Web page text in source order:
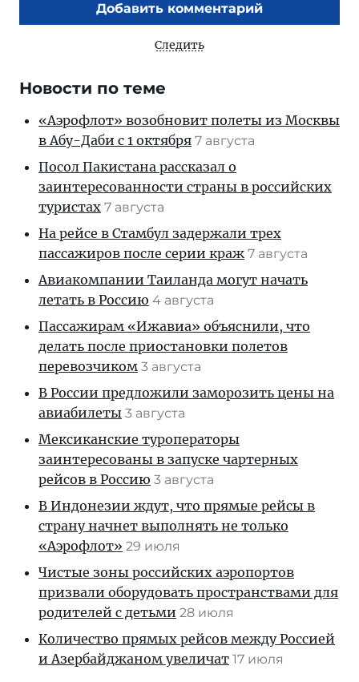
Добавить комментарий
Следить
Новости по теме
«Аэрофлот» возобновит полеты из Москвы
в Абу-Даби с 1 октября 7 августа
Посол Пакистана рассказал о
заинтересованности страны в российских
туристах 7 августа
На рейсе в Стамбул задержали трех
пассажиров после серии краж 7 августа
Авиакомпании Таиланда могут начать
летать в Россию 4 августа
Пассажирам «Ижавиа» объяснили, что
делать после приостановки полетов
перевозчиком 3 августа
В России предложили заморозить цены на
авиабилеты 3 августа
Мексиканские туроператоры
заинтересованы в запуске чартерных
рейсов в Россию 3 августа
В Индонезии ждут, что прямые рейсы в
страну начнет выполнять не только
«Аэрофлот» 29 июля
Чистые зоны российских аэропортов
призвали оборудовать пространствами для
родителей с детьми 28 июля
Количество прямых рейсов между Россией
и Азербайджаном увеличат 17 июля